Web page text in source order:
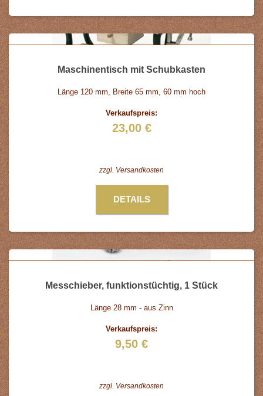
Maschinentisch mit Schubkasten
Länge 120 mm, Breite 65 mm, 60 mm hoch
Verkaufspreis:
23,00 €
zzgl. Versandkosten
DETAILS
Messchieber, funktionstüchtig, 1 Stück
Länge 28 mm - aus Zinn
Verkaufspreis:
9,50 €
zzgl. Versandkosten